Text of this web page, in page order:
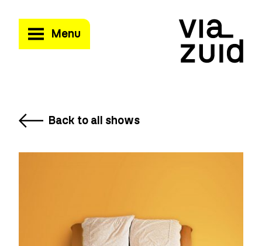
Menu
Back to all shows